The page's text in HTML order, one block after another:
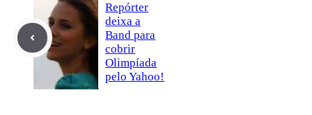
Repórter
deixa a
Band para
cobrir
Olimpíada
pelo Yahoo!